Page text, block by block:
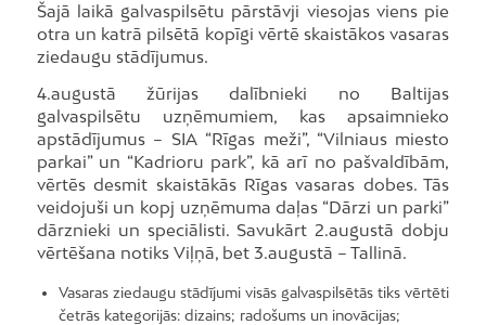
Šajā laikā galvaspilsētu pārstāvji viesojas viens pie
otra un katrā pilsētā kopīgi vērtē skaistākos vasaras
ziedaugu stādījumus.
4.augustā žūrijas dalībnieki no Baltijas
galvaspilsētu uzņēmumiem, kas apsaimnieko
apstādījumus – SIA “Rīgas meži”, “Vilniaus miesto
parkai” un “Kadrioru park”, kā arī no pašvaldībām,
vērtēs desmit skaistākās Rīgas vasaras dobes. Tās
veidojuši un kopj uzņēmuma daļas “Dārzi un parki”
dārznieki un speciālisti. Savukārt 2.augustā dobju
vērtēšana notiks Viļņā, bet 3.augustā – Tallinā.
Vasaras ziedaugu stādījumi visās galvaspilsētās tiks vērtēti
četrās kategorijās: dizains; radošums un inovācijas;